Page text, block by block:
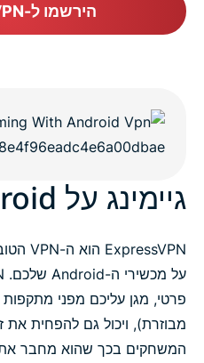
הירשמו ל-ExpressVPN
גיימינג על Android עם VPN
ExpressVPN הוא ה-VPN הטוב ביותר עבור
מבוזרת), ויכול גם להפחית את
המשחקים בכך שהוא מחבר